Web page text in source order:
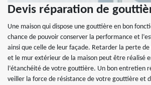
Devis réparation de
Une maison qui dispose une gouttière en bon
chance de pouvoir conserver la performance et
ainsi que celle de leur façade. Retarder la perte
et le mur extérieur de la maison peut être réalisé
l’étanchéité de votre gouttière. Un bon entretien
veiller la force de résistance de votre gouttière et